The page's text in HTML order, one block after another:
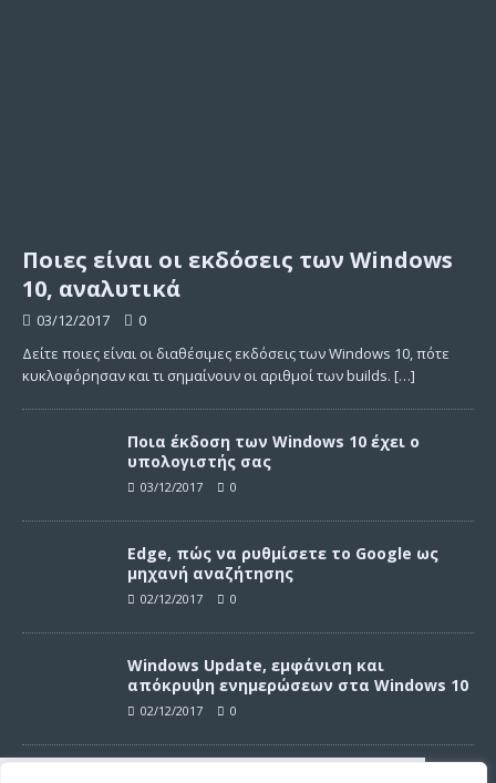
Ποιες είναι οι εκδόσεις των Windows
10, αναλυτικά
03/12/2017
0
Δείτε ποιες είναι οι διαθέσιμες εκδόσεις των Windows 10, πότε
κυκλοφόρησαν και τι σημαίνουν οι αριθμοί των builds. […]
Ποια έκδοση των Windows 10 έχει ο
υπολογιστής σας
03/12/2017 0
Edge, πώς να ρυθμίσετε το Google ως
μηχανή αναζήτησης
02/12/2017 0
Windows Update, εμφάνιση και
απόκρυψη ενημερώσεων στα Windows 10
02/12/2017 0